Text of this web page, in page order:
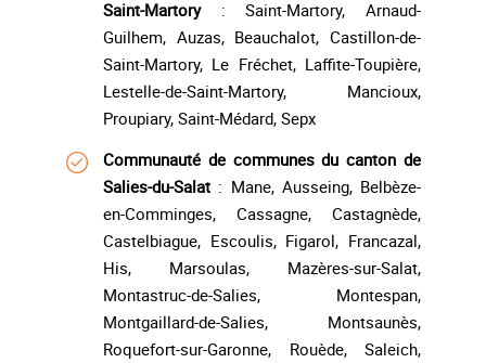
Saint-Martory: Saint-Martory, Arnaud-
Guilhem, Auzas, Beauchalot, Castillon-de-
Saint-Martory, Le Fréchet, Laffite-Toupière,
Lestelle-de-Saint-Martory, Mancioux,
Proupiary, Saint-Médard, Sepx
Communauté de communes du canton de
Salies-du-Salat : Mane, Ausseing, Belbèze-
en-Comminges, Cassagne, Castagnède,
Castelbiague, Escoulis, Figarol, Francazal,
His, Marsoulas, Mazères-sur-Salat,
Montastruc-de-Salies, Montespan,
Montgaillard-de-Salies, Montsaunès,
Roquefort-sur-Garonne, Rouède, Saleich,